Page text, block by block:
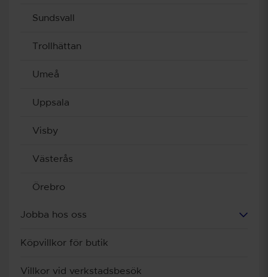
Sundsvall
Trollhättan
Umeå
Uppsala
Visby
Västerås
Örebro
Jobba hos oss
Köpvillkor för butik
Villkor vid verkstadsbesök